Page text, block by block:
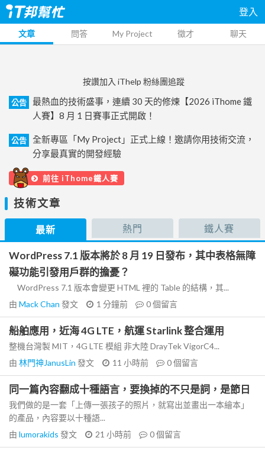
登入
文章 問答 My Project 徵才 聊天
按讚加入 iThelp 粉絲團追蹤
公告
最熱血的技術盛事，連續 30 天的修煉【2026 iThome 鐵
人賽】8 月 1 日賽事正式開啟！
公告
全新專區「My Project」正式上線！邀請你用技術交流，
分享最真實的開發經驗
前往 iThome鐵人賽
技術文章
最新 熱門 鐵人賽
WordPress 7.1 版本將於 8 月 19 日發布，其中表格無障
礙功能引發用戶群的擔憂？
WordPress 7.1 版本會變更 HTML 裡的 Table 的結構，其...
由 Mack Chan 發文 1 分鐘前 0個留言
船舶應用，近海 4G LTE，航運 Starlink 整合運用
整機台灣製 MIT，4G LTE 模組 非大陸 DrayTek VigorC4...
由 林門神JanusLin 發文 11 小時前 0個留言
同一篇內容翻成十種語言，要換掉的不只是詞，是節日
我們做的是一套「上傳一張孩子的照片，就寫出並畫出一本繪本」
的產品，內容要以十種語...
由 lumorakids 發文 21 小時前 0個留言